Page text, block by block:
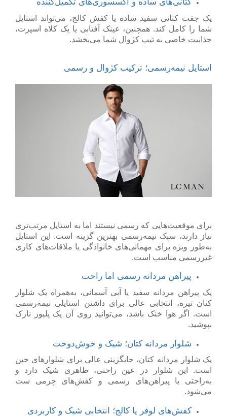
یک جفت کتانی سفید ساده یا کفش کالج، می‌تواند استایل
شما را کامل کند. همچنین، عینک آفتابی یا یک کلاه اسپرت،
جذابیت خاصی به تیپ کژوال شما می‌بخشد.
استایل نیمه‌رسمی؛ ترکیب کژوال و رسمی
برای موقعیت‌هایی که رسمی نیستند اما به استایل مرتب‌تری
نیاز دارند، سبک نیمه‌رسمی بهترین گزینه است. این استایل
به‌طور ویژه برای مهمانی‌های خانوادگی یا ملاقات‌های کاری
غیررسمی مناسب است.
پیراهن مردانه رسمی اما راحت
یک پیراهن مردانه سفید یا آبی آسمانی، به‌همراه یک شلوار
کتان تیره، انتخابی عالی برای داشتن استایلی نیمه‌رسمی
است. اگر هوا خنک باشد، می‌توانید روی آن یک پلیور نازک
بپوشید.
شلوار مردانه کتان؛ شیک و خوش‌دوخت
یک شلوار مردانه کتان، جایگزینی عالی برای شلوارهای جین
است. این شلوار در عین راحتی، ظاهری شیک دارد و
به‌راحتی با پیراهن‌های رسمی و کفش‌های چرمی ست
می‌شود.
کفش‌های لوفر یا کالج؛ انتخابی شیک و کاربردی